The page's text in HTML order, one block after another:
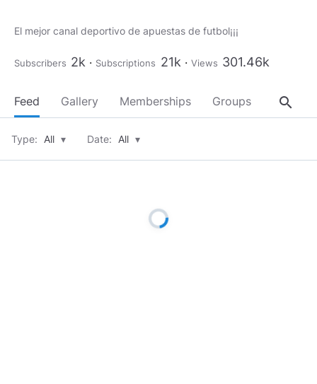
El mejor canal deportivo de apuestas de futbol¡¡¡
Subscribers 2k Subscriptions 21k Views 301.46k
Feed Gallery Memberships Groups About
search
Type: All ▾ Date: All ▾